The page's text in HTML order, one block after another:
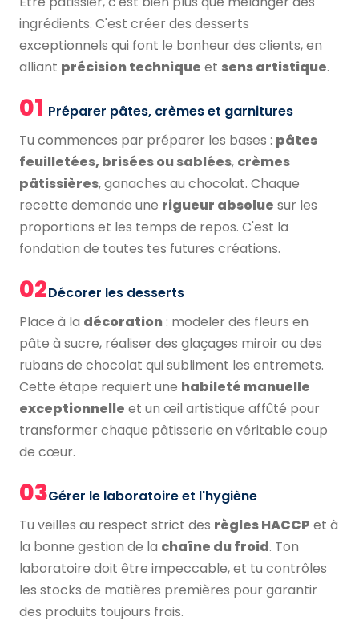
ingrédients. C'est créer des desserts
exceptionnels qui font le bonheur des clients, en
alliant précision technique et sens artistique.
01 Préparer pâtes, crèmes et garnitures
Tu commences par préparer les bases : pâtes
feuilletées, brisées ou sablées, crèmes
pâtissières, ganaches au chocolat. Chaque
recette demande une rigueur absolue sur les
proportions et les temps de repos. C'est la
fondation de toutes tes futures créations.
02Décorer les desserts
Place à la décoration : modeler des fleurs en
pâte à sucre, réaliser des glaçages miroir ou des
rubans de chocolat qui subliment les entremets.
Cette étape requiert une habileté manuelle
exceptionnelle et un œil artistique affûté pour
transformer chaque pâtisserie en véritable coup
de cœur.
03Gérer le laboratoire et l'hygiène
Tu veilles au respect strict des règles HACCP et à
la bonne gestion de la chaîne du froid. Ton
laboratoire doit être impeccable, et tu contrôles
les stocks de matières premières pour garantir
des produits toujours frais.